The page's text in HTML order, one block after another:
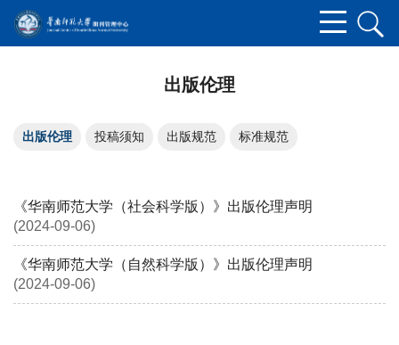
出版伦理
出版伦理 投稿须知 出版规范 标准规范
《华南师范大学（社会科学版）》出版伦理声明
(2024-09-06)
《华南师范大学（自然科学版）》出版伦理声明
(2024-09-06)